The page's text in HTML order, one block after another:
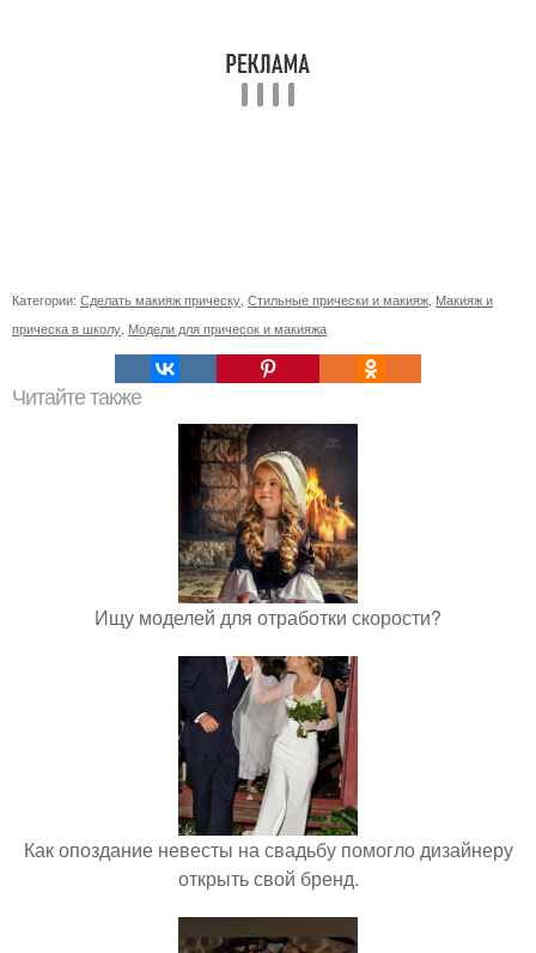
Категории: Сделать макияж прическу Стильные прически и макияж Макияж и
прическа в школу Модели для причесок и макияжа
Читайте также
Ищу моделей для отработки скорости?
Как опоздание невесты на свадьбу помогло дизайнеру
открыть свой бренд.